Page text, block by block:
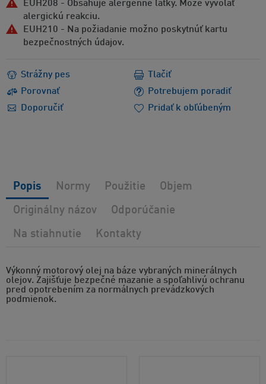
EUH208 - Obsahuje alergénne látky. Môže vyvolať
alergickú reakciu.
EUH210 - Na požiadanie možno poskytnúť kartu
bezpečnostných údajov.
Strážny pes
Porovnať
Potrebujem poradiť
Doporučiť
Tlačiť
Pridať k obľúbeným
Výkonný motorový olej na báze vybraných minerálnych
olejov. Zajišťuje bezpečné mazanie a spoľahlivú ochranu
pred opotrebením za normálnych prevádzkových
podmienok.
Popis Normy Použitie Objem
Originálny názov Odporúčanie
Na stiahnutie Kontakty